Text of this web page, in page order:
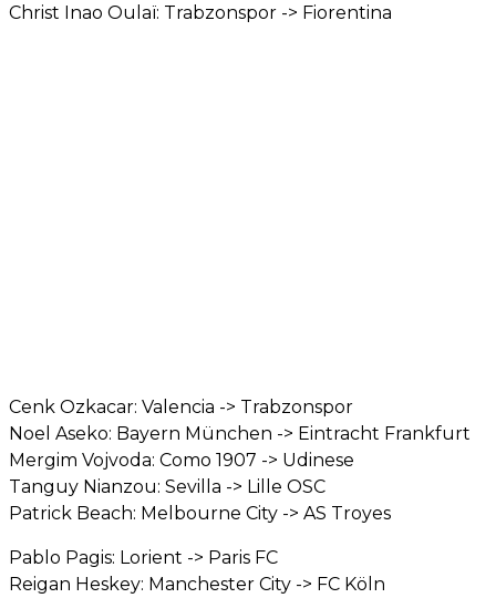
Christ Inao Oulaï: Trabzonspor -> Fiorentina
Cenk Ozkacar: Valencia -> Trabzonspor
Noel Aseko: Bayern München -> Eintracht Frankfurt
Mergim Vojvoda: Como 1907 -> Udinese
Tanguy Nianzou: Sevilla -> Lille OSC
Patrick Beach: Melbourne City -> AS Troyes
Pablo Pagis: Lorient -> Paris FC
Reigan Heskey: Manchester City -> FC Köln